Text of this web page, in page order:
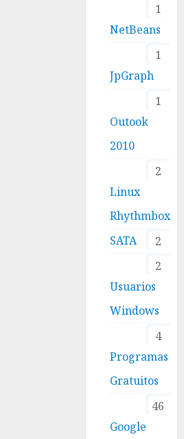
1
NetBeans
1
JpGraph
1
Outook
2010
2
Linux
Rhythmbox
2
SATA
2
Usuarios
Windows
4
Programas
Gratuitos
46
Google